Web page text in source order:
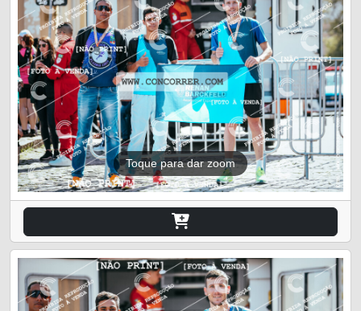
Toque para dar zoom